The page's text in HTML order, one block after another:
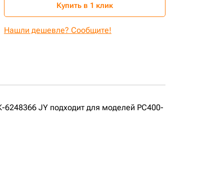
Купить в 1 клик
Нашли дешевле? Сообщите!
JY подходит для моделей PC400-